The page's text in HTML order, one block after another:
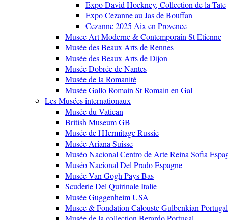
Expo David Hockney, Collection de la Tate
Expo Cezanne au Jas de Bouffan
Cezanne 2025 Aix en Provence
Musee Art Moderne & Contemporain St Etienne
Musée des Beaux Arts de Rennes
Musée des Beaux Arts de Dijon
Musée Dobrée de Nantes
Musée de la Romanité
Musée Gallo Romain St Romain en Gal
Les Musées internationaux
Musée du Vatican
British Museum GB
Musée de l'Hermitage Russie
Musée Ariana Suisse
Muséo Nacional Centro de Arte Reina Sofia
Muséo Nacional Del Prado Espagne
Musée Van Gogh Pays Bas
Scuderie Del Quirinale Italie
Musée Guggenheim USA
Musee & Fondation Calouste Gulbenkian Portugal